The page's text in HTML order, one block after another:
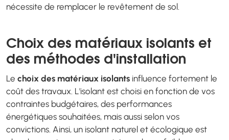
nécessite de remplacer le revêtement de sol.
Choix des matériaux isolants et
des méthodes d'installation
Le choix des matériaux isolants influence fortement le
coût des travaux. L'isolant est choisi en fonction de vos
contraintes budgétaires, des performances
énergétiques souhaitées, mais aussi selon vos
convictions. Ainsi, un isolant naturel et écologique est